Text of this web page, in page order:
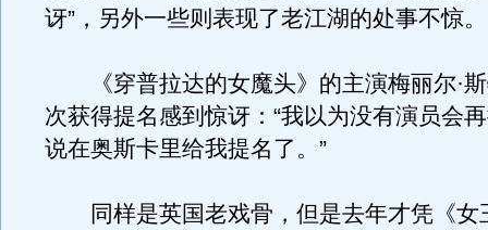
讶”，另外一些则表现了老江湖的处事不惊。
《穿普拉达的女魔头》的主演梅丽尔·斯
次获得提名感到惊讶：“我以为没有演员会
说在奥斯卡里给我提名了。”
同样是英国老戏骨，但是去年才凭《女